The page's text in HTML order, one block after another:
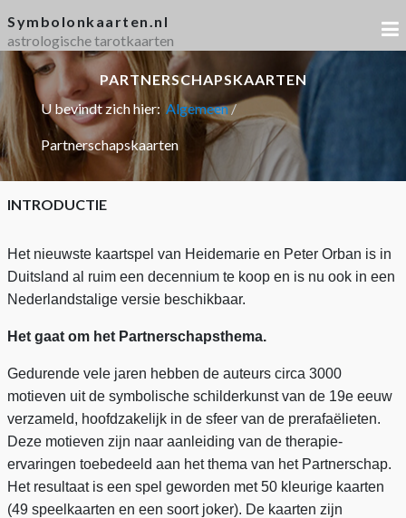
Symbolonkaarten.nl
astrologische tarotkaarten
PARTNERSCHAPSKAARTEN
U bevindt zich hier: Algemeen
Partnerschapskaarten
INTRODUCTIE
Het nieuwste kaartspel van Heidemarie en Peter Orban is in
Duitsland al ruim een decennium te koop en is nu ook in een
Nederlandstalige versie beschikbaar.
Het gaat om het Partnerschapsthema.
Gedurende vele jaren hebben de auteurs circa 3000
motieven uit de symbolische schilderkunst van de 19e eeuw
verzameld, hoofdzakelijk in de sfeer van de prerafaëlieten.
Deze motieven zijn naar aanleiding van de therapie-
ervaringen toebedeeld aan het thema van het Partnerschap.
Het resultaat is een spel geworden met 50 kleurige kaarten
(49 speelkaarten en een soort joker). De kaarten zijn